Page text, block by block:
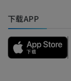
下载APP